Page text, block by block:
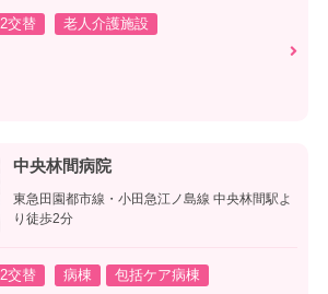
2交替
老人介護施設
中央林間病院
東急田園都市線・小田急江ノ島線 中央林間駅よ
り徒歩2分
2交替 病棟
包括ケア病棟